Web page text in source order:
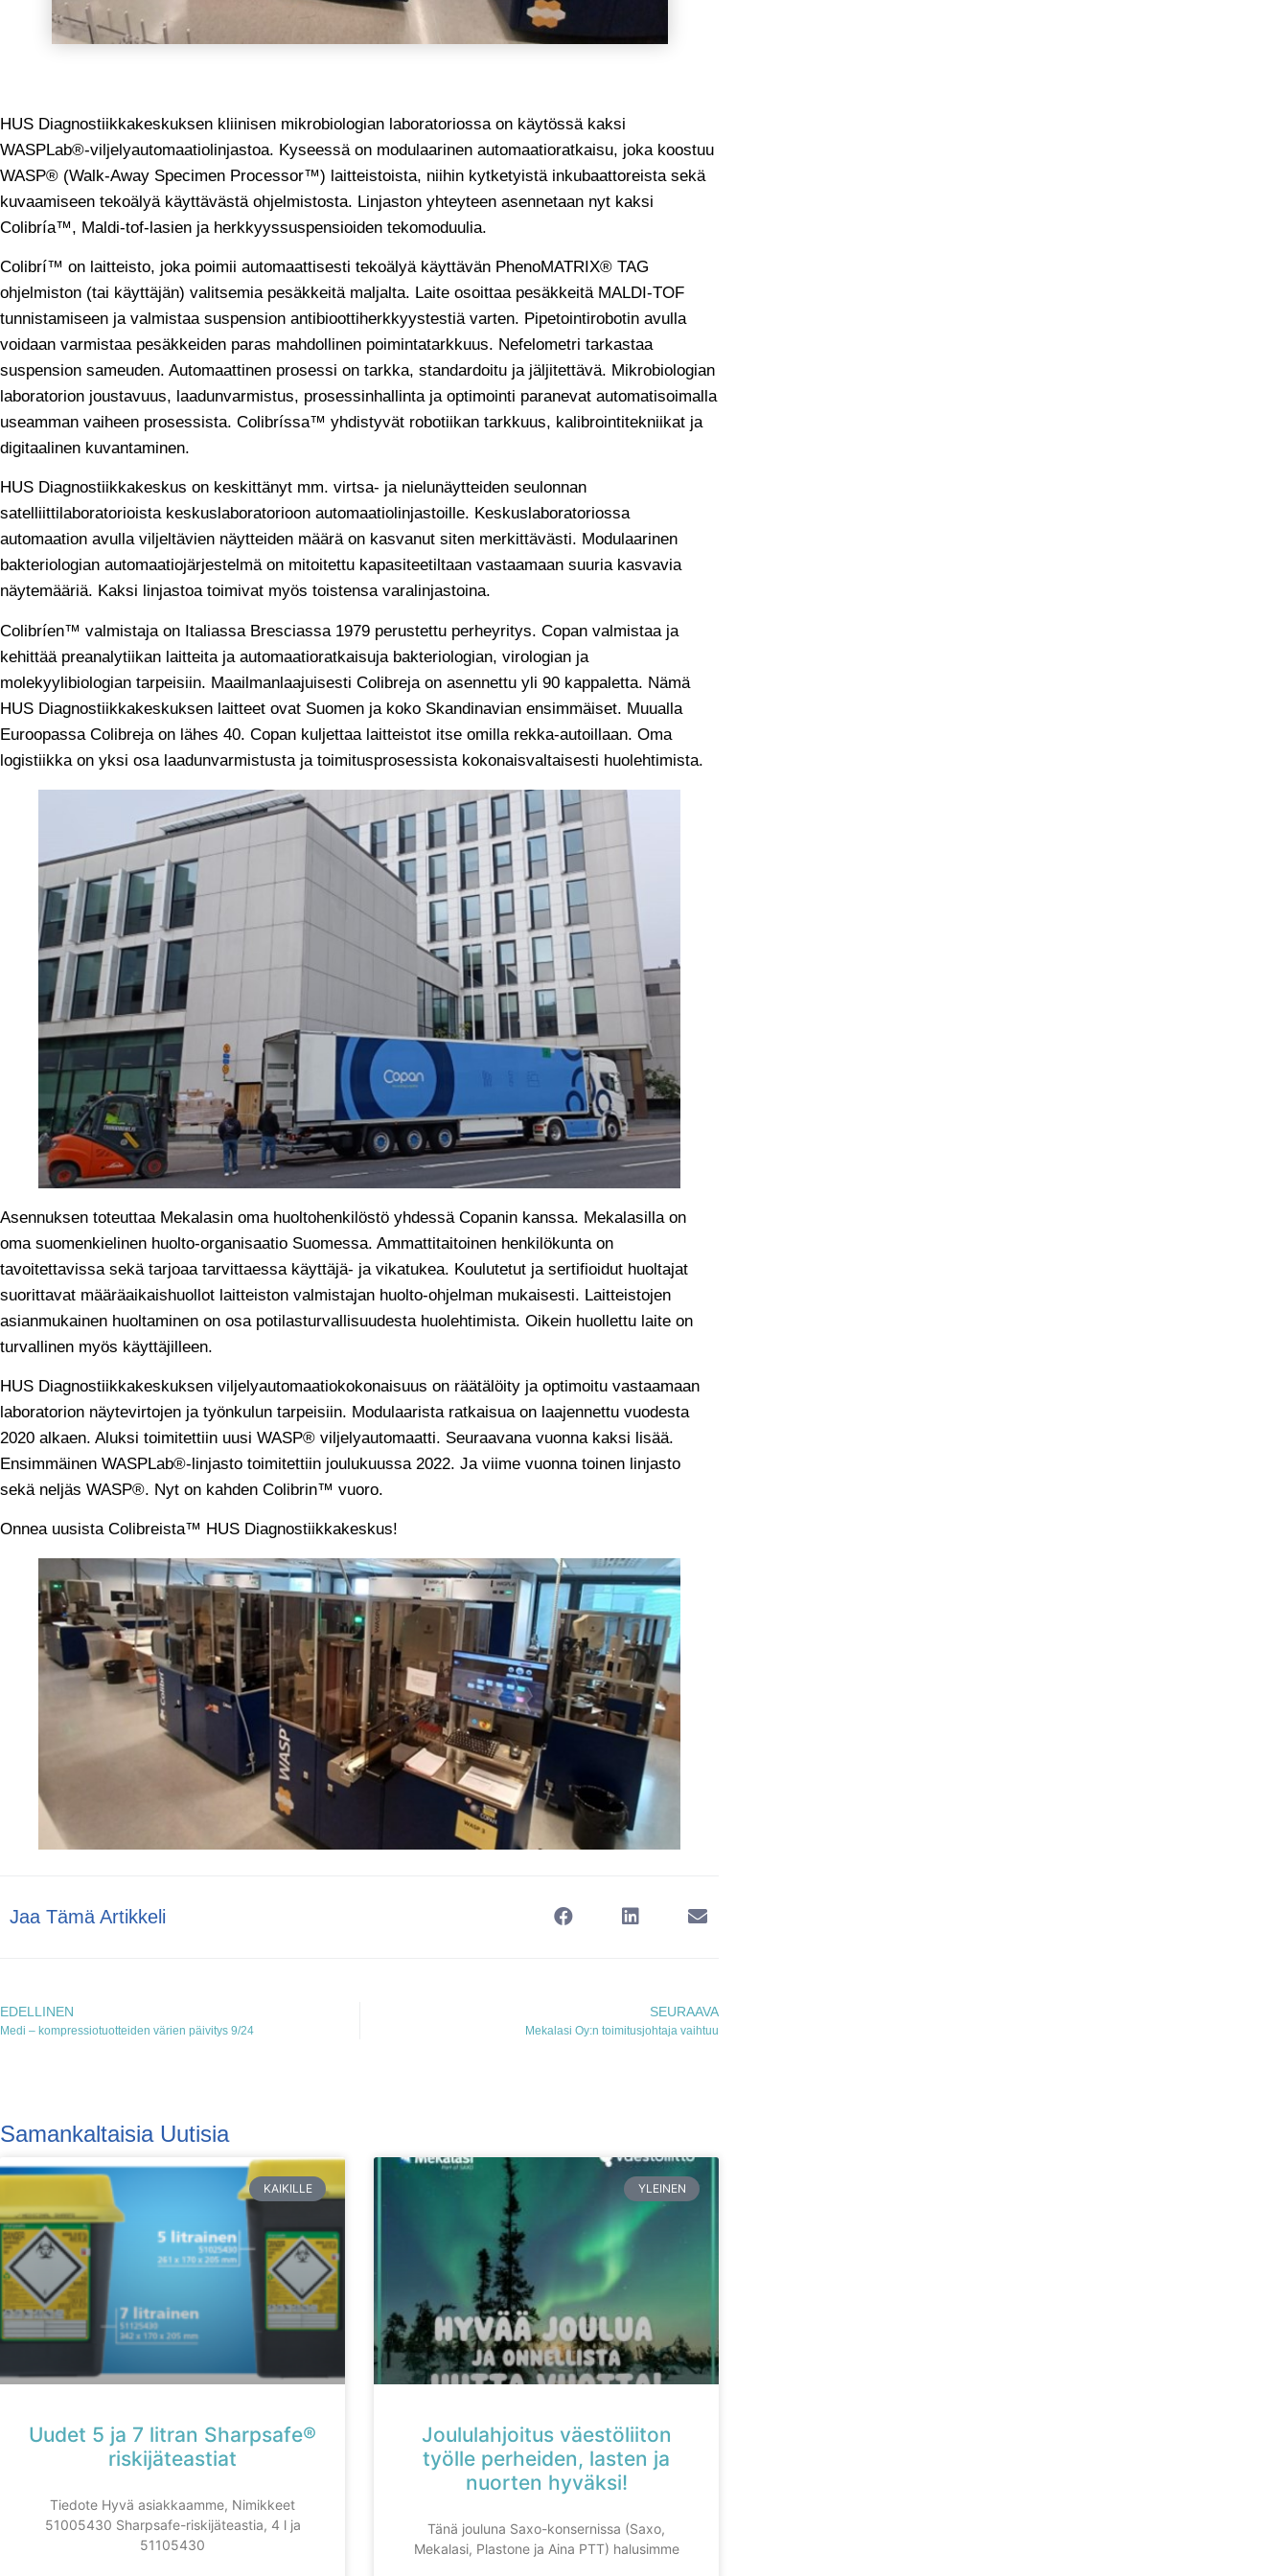
HUS Diagnostiikkakeskuksen kliinisen mikrobiologian laboratoriossa on käytössä kaksi
WASPLab®-viljelyautomaatiolinjastoa. Kyseessä on modulaarinen automaatioratkaisu, joka koostuu
WASP® (Walk-Away Specimen Processor™) laitteistoista, niihin kytketyistä inkubaattoreista sekä
kuvaamiseen tekoälyä käyttävästä ohjelmistosta. Linjaston yhteyteen asennetaan nyt kaksi
Colibría™, Maldi-tof-lasien ja herkkyyssuspensioiden tekomoduulia.
Colibrí™ on laitteisto, joka poimii automaattisesti tekoälyä käyttävän PhenoMATRIX® TAG
ohjelmiston (tai käyttäjän) valitsemia pesäkkeitä maljalta. Laite osoittaa pesäkkeitä MALDI-TOF
tunnistamiseen ja valmistaa suspension antibioottiherkkyystestiä varten. Pipetointirobotin avulla
voidaan varmistaa pesäkkeiden paras mahdollinen poimintatarkkuus. Nefelometri tarkastaa
suspension sameuden. Automaattinen prosessi on tarkka, standardoitu ja jäljitettävä. Mikrobiologian
laboratorion joustavuus, laadunvarmistus, prosessinhallinta ja optimointi paranevat automatisoimalla
useamman vaiheen prosessista. Colibríssa™ yhdistyvät robotiikan tarkkuus, kalibrointitekniikat ja
digitaalinen kuvantaminen.
HUS Diagnostiikkakeskus on keskittänyt mm. virtsa- ja nielunäytteiden seulonnan
satelliittilaboratorioista keskuslaboratorioon automaatiolinjastoille. Keskuslaboratoriossa
automaation avulla viljeltävien näytteiden määrä on kasvanut siten merkittävästi. Modulaarinen
bakteriologian automaatiojärjestelmä on mitoitettu kapasiteetiltaan vastaamaan suuria kasvavia
näytemääriä. Kaksi linjastoa toimivat myös toistensa varalinjastoina.
Colibríen™ valmistaja on Italiassa Bresciassa 1979 perustettu perheyritys. Copan valmistaa ja
kehittää preanalytiikan laitteita ja automaatioratkaisuja bakteriologian, virologian ja
molekyylibiologian tarpeisiin. Maailmanlaajuisesti Colibreja on asennettu yli 90 kappaletta. Nämä
HUS Diagnostiikkakeskuksen laitteet ovat Suomen ja koko Skandinavian ensimmäiset. Muualla
Euroopassa Colibreja on lähes 40. Copan kuljettaa laitteistot itse omilla rekka-autoillaan. Oma
logistiikka on yksi osa laadunvarmistusta ja toimitusprosessista kokonaisvaltaisesti huolehtimista.
Asennuksen toteuttaa Mekalasin oma huoltohenkilöstö yhdessä Copanin kanssa. Mekalasilla on
oma suomenkielinen huolto-organisaatio Suomessa. Ammattitaitoinen henkilökunta on
tavoitettavissa sekä tarjoaa tarvittaessa käyttäjä- ja vikatukea. Koulutetut ja sertifioidut huoltajat
suorittavat määräaikaishuollot laitteiston valmistajan huolto-ohjelman mukaisesti. Laitteistojen
asianmukainen huoltaminen on osa potilasturvallisuudesta huolehtimista. Oikein huollettu laite on
turvallinen myös käyttäjilleen.
HUS Diagnostiikkakeskuksen viljelyautomaatiokokonaisuus on räätälöity ja optimoitu vastaamaan
laboratorion näytevirtojen ja työnkulun tarpeisiin. Modulaarista ratkaisua on laajennettu vuodesta
2020 alkaen. Aluksi toimitettiin uusi WASP® viljelyautomaatti. Seuraavana vuonna kaksi lisää.
Ensimmäinen WASPLab®-linjasto toimitettiin joulukuussa 2022. Ja viime vuonna toinen linjasto
sekä neljäs WASP®. Nyt on kahden Colibrin™ vuoro.
Onnea uusista Colibreista™ HUS Diagnostiikkakeskus!
Jaa Tämä Artikkeli
EDELLINEN
Medi – kompressiotuotteiden värien päivitys 9/24
SEURAAVA
Mekalasi Oy:n toimitusjohtaja vaihtuu
Samankaltaisia Uutisia
KAIKILLE
Uudet 5 ja 7 litran Sharpsafe®
riskijäteastiat
Tiedote Hyvä asiakkaamme, Nimikkeet
51005430 Sharpsafe-riskijäteastia, 4 l ja
51105430
YLEINEN
Joululahjoitus väestöliiton
työlle perheiden, lasten ja
nuorten hyväksi!
Tänä jouluna Saxo-konsernissa (Saxo,
Mekalasi, Plastone ja Aina PTT) halusimme